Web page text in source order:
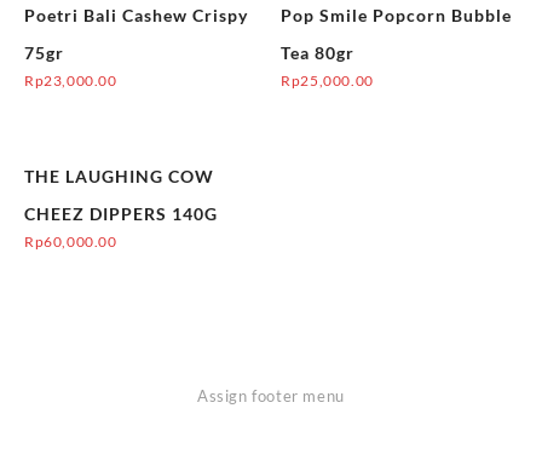
Poetri Bali Cashew Crispy
75gr
Rp23,000.00
Pop Smile Popcorn Bubble
Tea 80gr
Rp25,000.00
THE LAUGHING COW
CHEEZ DIPPERS 140G
Rp60,000.00
Assign footer menu